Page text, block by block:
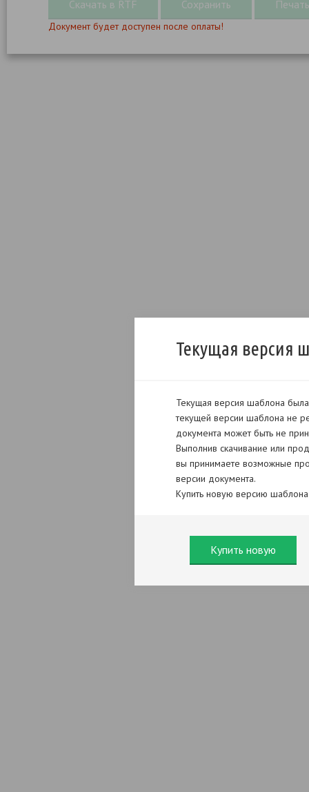
Текущая версия
Текущая версия шаблона
текущей версии шаблона не
документа может быть не
Выполнив скачивание или
вы принимаете возможные
версии документа.
Купить новую версию
Купить новую
Документ будет доступен после оплаты!